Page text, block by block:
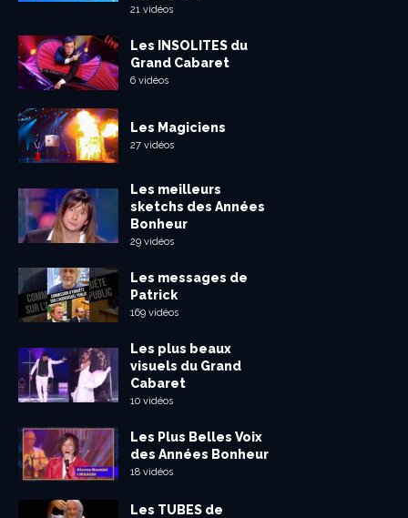
21 vidéos
Les INSOLITES du
Grand Cabaret
6 vidéos
Les Magiciens
27 vidéos
Les meilleurs
sketchs des Années
Bonheur
29 vidéos
Les messages de
Patrick
169 vidéos
Les plus beaux
visuels du Grand
Cabaret
10 vidéos
Les Plus Belles Voix
des Années Bonheur
18 vidéos
Les TUBES de